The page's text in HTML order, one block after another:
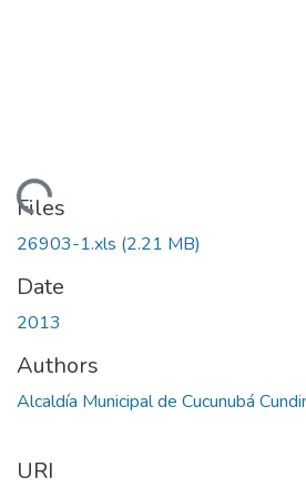
Loading...
Files
26903-1.xls (2.21 MB)
Date
2013
Authors
Alcaldía Municipal de Cucunubá
URI